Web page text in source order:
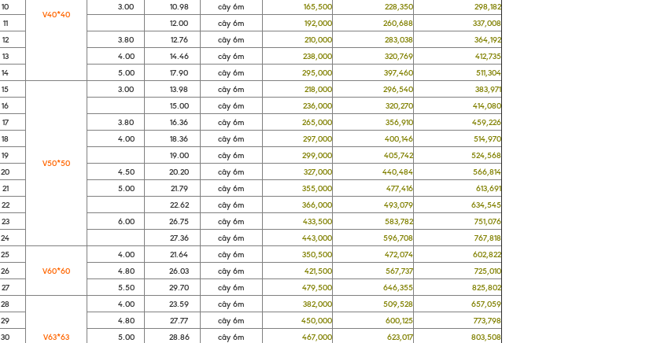
V40*40
10
3.00 10.98 cây 6m 165,500 228,350
298,182
11
12.00 cây 6m 192,000 260,688
337,008
12
3.80 12.76 cây 6m 210,000 283,038
364,192
13
4.00 14.46 cây 6m 238,000 320,769
412,735
14
5.00 17.90 cây 6m 295,000 397,460
511,304
15
V50*50
3.00 13.98 cây 6m 218,000 296,540
383,971
16
15.00 cây 6m 236,000 320,270
414,080
17
3.80 16.36 cây 6m 265,000 356,910
459,226
18
4.00 18.36 cây 6m 297,000 400,146
514,970
19
19.00 cây 6m 299,000 405,742
524,568
20
4.50 20.20 cây 6m 327,000 440,484
566,814
21
5.00 21.79 cây 6m 355,000 477,416
613,691
22
22.62 cây 6m 366,000 493,079
634,545
23
6.00 26.75 cây 6m 433,500 583,782
751,076
24
27.36 cây 6m 443,000 596,708
767,818
25
V60*60
4.00 21.64 cây 6m 350,500 472,074
602,822
26
4.80 26.03 cây 6m 421,500 567,737
725,010
27
5.50 29.70 cây 6m 479,500 646,355
825,802
28
V63*63
4.00 23.59 cây 6m 382,000 509,528
657,059
29
4.80 27.77 cây 6m 450,000 600,125
773,798
30
5.00 28.86 cây 6m 467,000 623,017
803,508